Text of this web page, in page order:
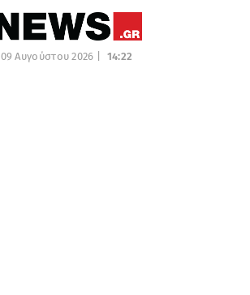
09 Αυγούστου 2026 | 14:22